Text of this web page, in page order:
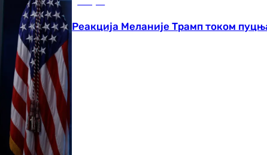
Реакција Меланије Трамп током